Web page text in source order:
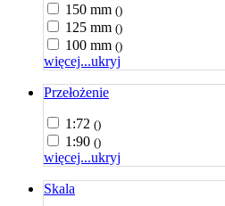
150 mm ()
125 mm ()
100 mm ()
więcej...ukryj
Przełożenie
1:72 ()
1:90 ()
więcej...ukryj
Skala